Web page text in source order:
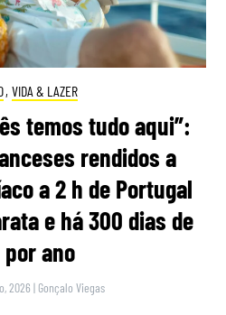
, VIDA & LAZER
temos tudo aqui”:
rendidos a
a 2 h de Portugal
e há 300 dias de
ano
2026 | Gonçalo Viegas